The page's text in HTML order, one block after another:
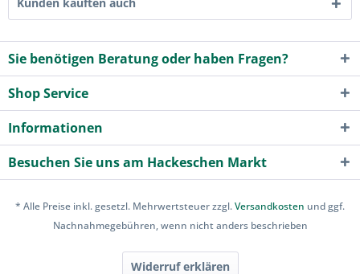
Sie benötigen Beratung oder haben Fragen?
Shop Service
Informationen
Besuchen Sie uns am Hackeschen Markt
* Alle Preise inkl. gesetzl. Mehrwertsteuer zzgl.Versandkosten und ggf.
Nachnahmegebühren, wenn nicht anders beschrieben
Widerruf erklären